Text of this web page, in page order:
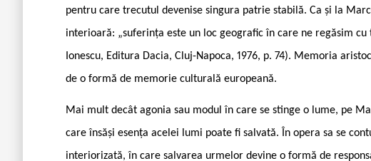
pentru care trecutul devenise singura patrie stabilă. Ca și la
interioară: „suferința este un loc geografic în care ne regăsim cu
Ionescu, Editura Dacia, Cluj-Napoca, 1976, p. 74). Memoria
de o formă de memorie culturală europeană.
Mai mult decât agonia sau modul în care se stinge o lume, pe
care însăși esența acelei lumi poate fi salvată. În opera sa se
interiorizată, în care salvarea urmelor devine o formă de